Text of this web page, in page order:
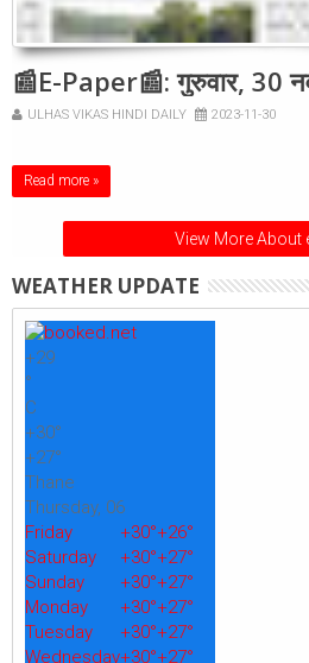
📰E-Paper📰: गुरुवार, 30
ULHAS VIKAS HINDI DAILY 2023-11-30
Read more »
View More About
WEATHER UPDATE
+29
°
C
+30°
+27°
Thane
Thursday, 06
Friday
+30°+26°
Saturday
+30°+27°
Sunday
+30°+27°
Monday
+30°+27°
Tuesday
+30°+27°
Wednesday+30°+27°